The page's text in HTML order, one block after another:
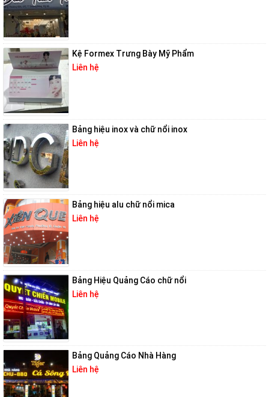
Kệ Formex Trưng Bày Mỹ Phẩm
Liên hệ
Bảng hiệu inox và chữ nổi inox
Liên hệ
Bảng hiệu alu chữ nổi mica
Liên hệ
Bảng Hiệu Quảng Cáo chữ nổi
Liên hệ
Bảng Quảng Cáo Nhà Hàng
Liên hệ